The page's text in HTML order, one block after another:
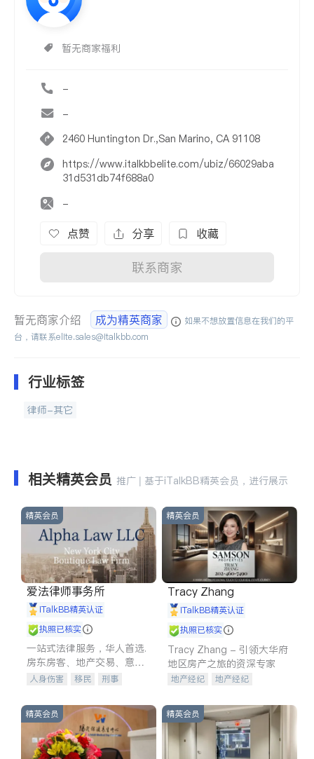
暂无商家福利
-
-
2460 Huntington Dr.,San Marino, CA 91108
https://www.italkbbelite.com/ubiz/66029aba
31d531db74f688a0
-
点赞 分享 收藏
联系商家
暂无商家介绍 成为精英商家
如果不想放置信息在我们的平
台，请联系elite.sales@italkbb.com
行业标签
律师-其它
相关精英会员 推广 | 基于iTalkBB精英会员，进行展示
精英会员
爱法律师事务所
iTalkBB精英认证
执照已核实
一站式法律服务，华人首选.
房东房客、地产交易、意外
伤害、车祸重伤、商业诉
建筑合同、刑事案件全包办
人身伤害 移民
刑事
信托/遗嘱
商业
商标注册
律师-其它 保释
精英会员
Tracy Zhang
iTalkBB精英认证
执照已核实
Tracy Zhang - 引领大华府
地区房产之旅的资深专家
地产经纪
地产经纪
商铺租售
开发商建商
精英会员 精英会员